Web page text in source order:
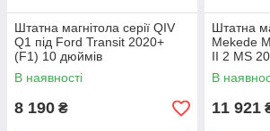
Штатна магнітола серії QIV
Q1 під Ford Transit 2020+
(F1) 10 дюймів
В наявності
8 190 ₴
Штатна
Mekede
II 2 MS
2006-
(W1)
В
11 921